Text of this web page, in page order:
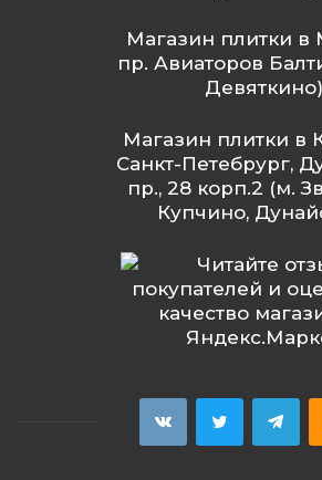
Магазин плитки в
пр. Авиаторов
Девяткино)
Магазин плитки в
Санкт-Петебрург,
пр., 28 корп.2 (м.
Купчино,